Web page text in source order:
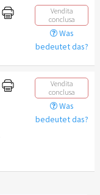
Vendita
conclusa
Was
bedeutet das?
Vendita
conclusa
Was
bedeutet das?